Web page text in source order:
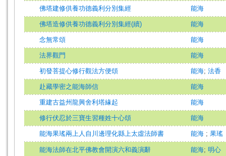
佛塔建修供養功德義利分別集經
能海
佛塔造修供養功德義利分別集經(續) 能海
念無常頌 能海
法界觀門 能海
初發菩提心修行觀法方便頌 能海; 法香
赴藏學密之能海師信 能海
重建古益州龍興舍利塔緣起 能海
修行伏忍於三寶生習種姓十心頌 能海
能海果瑤兩上人自川邊理化縣上太虛法師書 能海 ; 果瑤
能海法師在北平佛教會開演六和義演辭 能海; 明心